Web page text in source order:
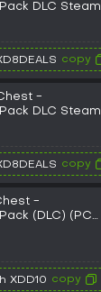
DLC Steam
copy
-
DLC Steam
copy
-
(DLC) (PC)
XDD10 copy